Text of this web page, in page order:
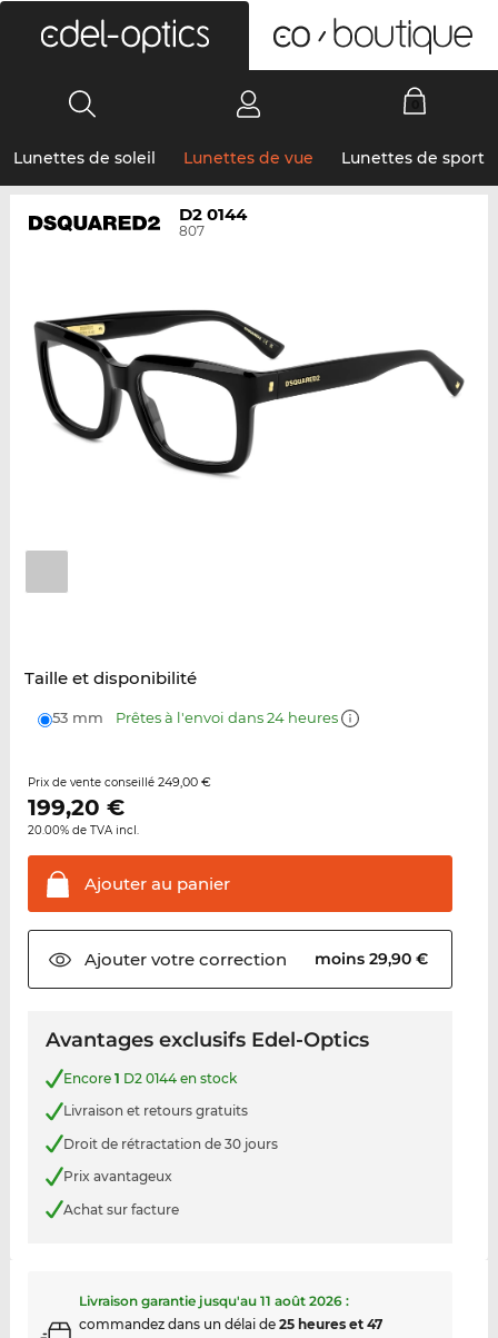
Lunettes de soleil Lunettes de vue Lunettes de sport
D2 0144
807
Taille et disponibilité
53 mm Prêtes à l'envoi dans 24 heures
Prix de vente conseillé 249,00 €
199,20 €
20.00% de TVA incl.
Ajouter au panier
Ajouter votrecorrection moins 29,90 €
Avantages exclusifs Edel-Optics
Encore 1 D2 0144 en stock
Livraison et retours gratuits
Droit de rétractation de 30 jours
Prix avantageux
Achat sur facture
Livraison garantie jusqu'au 11 août 2026:
commandez dans un délai de 25 heures et 47